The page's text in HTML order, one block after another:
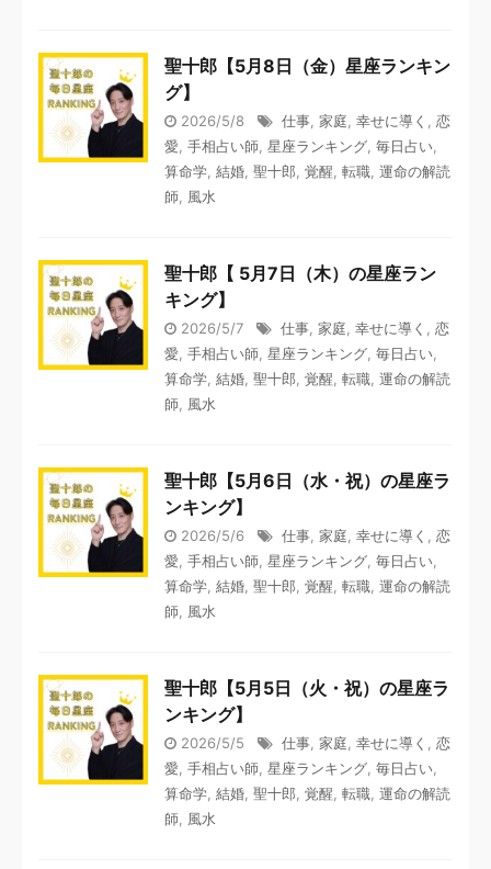
聖十郎【5月8日（金）星座ランキン
グ】
2026/5/8 仕事, 家庭, 幸せに導く , 恋
愛, 手相占い師, 星座ランキング, 毎日占い,
算命学, 結婚, 聖十郎, 覚醒, 転職, 運命の解読
師, 風水
聖十郎【 5月7日（木）の星座ラン
キング】
2026/5/7 仕事, 家庭, 幸せに導く , 恋
愛, 手相占い師, 星座ランキング, 毎日占い,
算命学, 結婚, 聖十郎, 覚醒, 転職, 運命の解読
師, 風水
聖十郎【5月6日（水・祝）の星座ラ
ンキング】
2026/5/6 仕事, 家庭, 幸せに導く , 恋
愛, 手相占い師, 星座ランキング, 毎日占い,
算命学, 結婚, 聖十郎, 覚醒, 転職, 運命の解読
師, 風水
聖十郎【5月5日（火・祝）の星座ラ
ンキング】
2026/5/5 仕事, 家庭, 幸せに導く , 恋
愛, 手相占い師, 星座ランキング, 毎日占い,
算命学, 結婚, 聖十郎, 覚醒, 転職, 運命の解読
師, 風水